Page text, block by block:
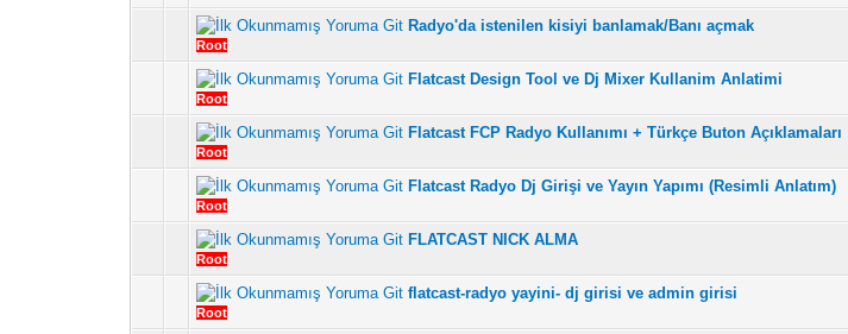
Radyo'da istenilen kisiyi banlamak/Banı açmak
Root
5 üzerinden 3 Oy - Toplam Ortalama 2.33 Oy Verilmiş
12345
Flatcast Design Tool ve Dj Mixer Kullanim Anlatimi
Root
5 üzerinden 4 Oy - Toplam Ortalama 3 Oy Verilmiş
1234 5
Flatcast FCP Radyo Kullanımı + Türkçe Buton Açıklamaları
Root
5 üzerinden 4 Oy - Toplam Ortalama 3.25 Oy Verilmiş
12345
Flatcast Radyo Dj Girişi ve Yayın Yapımı (Resimli Anlatım)
Root
5 üzerinden 5 Oy - Toplam Ortalama 2.4 Oy Verilmiş
12 345
FLATCAST NICK ALMA
Root
5 üzerinden 4 Oy - Toplam Ortalama 3 Oy Verilmiş
1 2345
flatcast-radyo yayini- dj girisi ve admin girisi
Root
5 üzerinden 6 Oy - Toplam Ortalama 3.17 Oy Verilmiş
1234 5